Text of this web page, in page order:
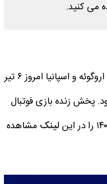
، بازی فوتبال اروگوئه و اسپانیا امروز ۶ تیر
پخش زنده بازی فوتبال
لینک مشاهده